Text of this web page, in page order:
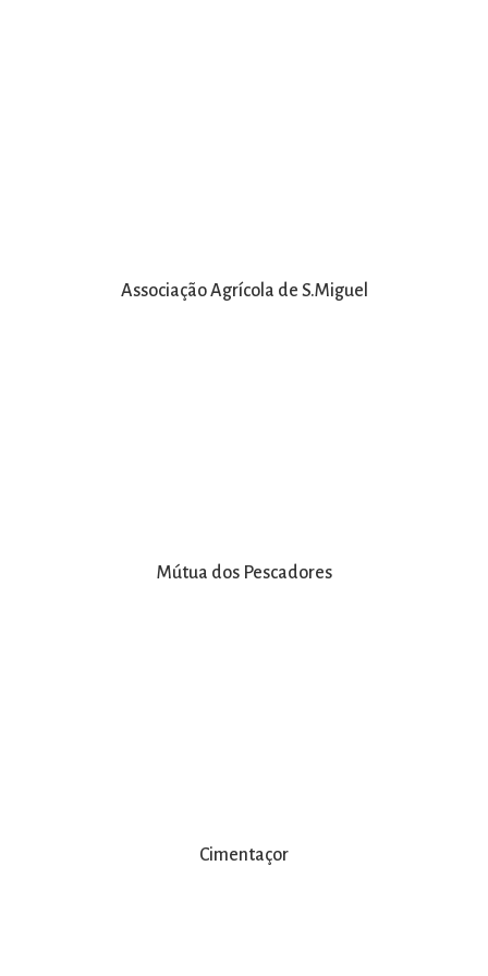
Associação Agrícola de S.Miguel
Mútua dos Pescadores
Cimentaçor